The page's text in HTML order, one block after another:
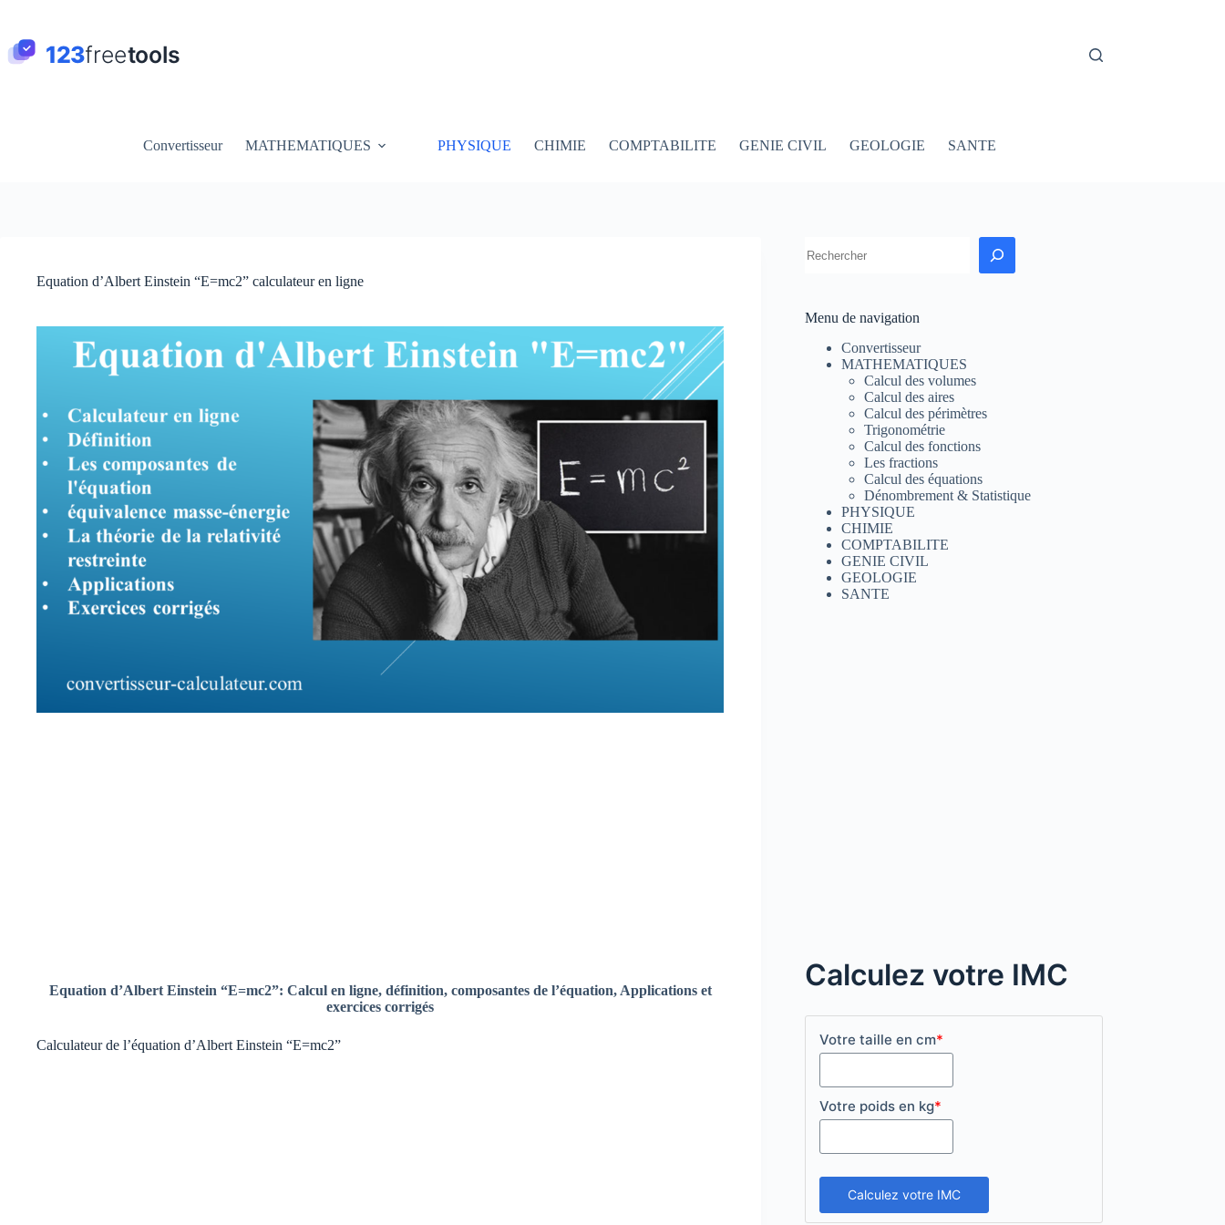
contenu
Convertisseur MATHEMATIQUES PHYSIQUE CHIMIE COMPTABILITE GENIE CIVIL GEOLOGIE SANTE
Equation d’Albert Einstein “E=mc2” calculateur en ligne
Equation d’Albert Einstein “E=mc2”: Calcul en ligne,définition, composantes de l’équation, Applications et
exercices corrigés
Calculateur de l’équation d’Albert Einstein “E=mc2”
Menu de navigation
Convertisseur
MATHEMATIQUES
Calcul des volumes
Calcul des aires
Calcul des périmètres
Trigonométrie
Calcul des fonctions
Les fractions
Calcul des équations
Dénombrement & Statistique
PHYSIQUE
CHIMIE
COMPTABILITE
GENIE CIVIL
GEOLOGIE
SANTE
Calculez votre IMC
Votre taille en cm*
Votre poids en kg*
Calculez votre IMC